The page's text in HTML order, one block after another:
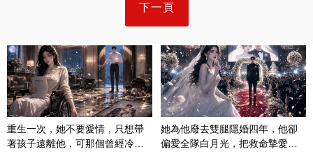
下一頁
重生一次，她不要愛情，只想帶
著孩子遠離他，可那個曾經冷漠
她為他廢去雙腿隱婚四年，他卻
偏愛全隊白月光，把救命摯愛當